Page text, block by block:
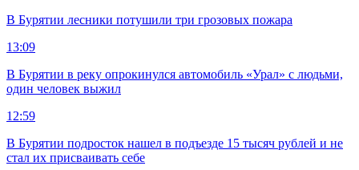
В Бурятии лесники потушили три грозовых пожара
13:09
В Бурятии в реку опрокинулся автомобиль «Урал» с людьми,
один человек выжил
12:59
В Бурятии подросток нашел в подъезде 15 тысяч рублей и не
стал их присваивать себе